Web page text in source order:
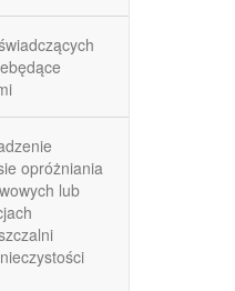
opróżniania
lub